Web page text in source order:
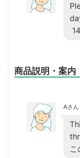
商品説明・案内
Aさん
こ